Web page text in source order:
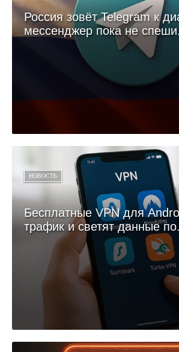
Россия зовёт Telegram к
мессенджер пока не
НОВОСТЬ
Бесплатные VPN для
трафик и светят данные